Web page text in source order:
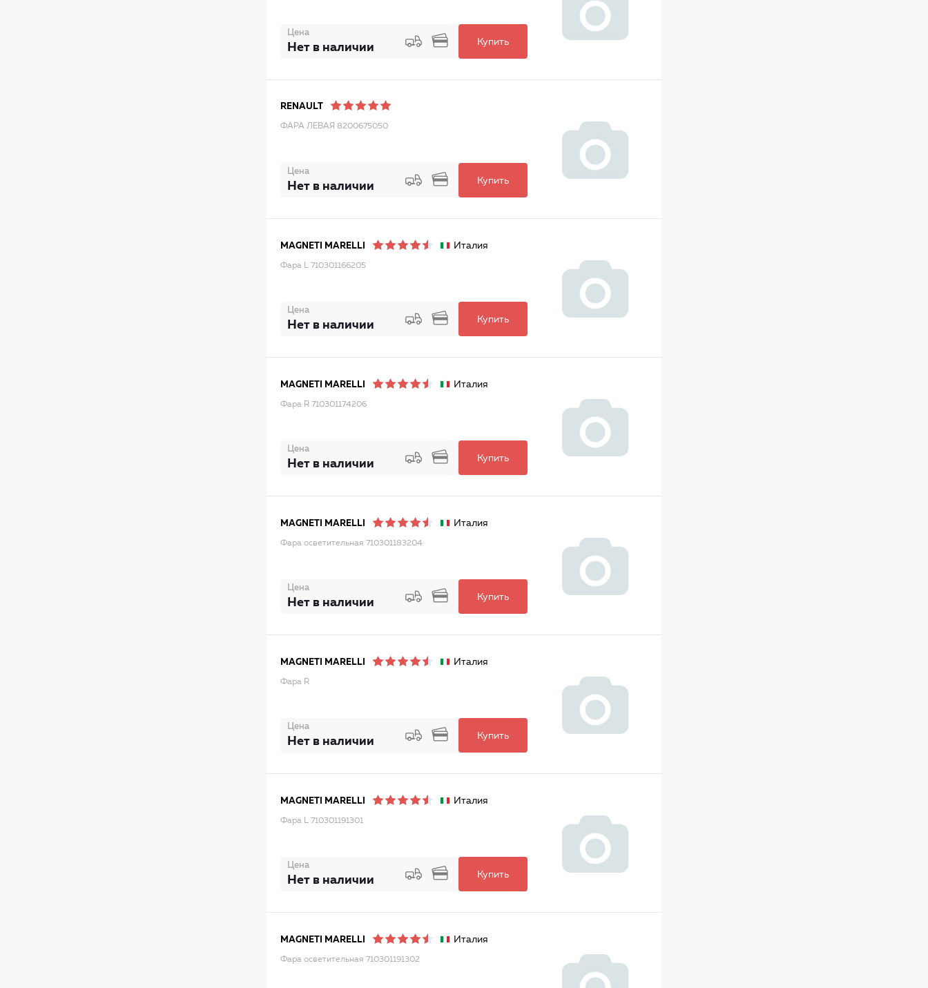
Цена
Нет в наличии Купить
RENAULT
ФАРА ЛЕВАЯ 8200675050
Цена
Нет в наличии Купить
MAGNETI MARELLI Италия
Фара L 710301166205
Цена
Нет в наличии Купить
MAGNETI MARELLI Италия
Фара R 710301174206
Цена
Нет в наличии Купить
MAGNETI MARELLI Италия
Фара осветительная 710301183204
Цена
Нет в наличии Купить
MAGNETI MARELLI Италия
Фара R
Цена
Нет в наличии Купить
MAGNETI MARELLI Италия
Фара L 710301191301
Цена
Нет в наличии Купить
MAGNETI MARELLI Италия
Фара осветительная 710301191302